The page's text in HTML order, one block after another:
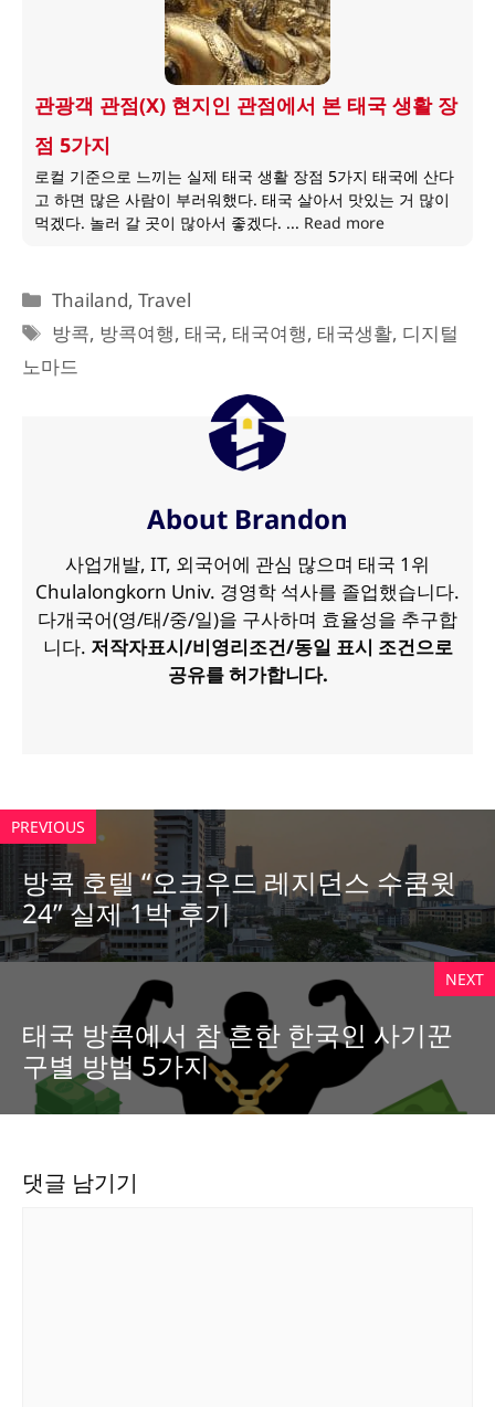
관광객 관점(X) 현지인 관점에서 본 태국 생활 장
점 5가지
로컬 기준으로 느끼는 실제 태국 생활 장점 5가지 태국에 산다
고 하면 많은 사람이 부러워했다. 태국 살아서 맛있는 거 많이
먹겠다. 놀러 갈 곳이 많아서 좋겠다. ... Read more
카
테
고
리
Thailand,Travel
태
그
방콕, 방콕여행,태국,태국여행,태국생활, 디지털
노마드
About Brandon
사업개발, IT, 외국어에 관심 많으며 태국 1위
Chulalongkorn Univ. 경영학 석사를 졸업했습니다.
다개국어(영/태/중/일)을 구사하며 효율성을 추구합
니다. 저작자표시/비영리조건/동일 표시 조건으로
공유를 허가합니다.
PREVIOUS
방콕 호텔 “오크우드 레지던스 수쿰윗
24” 실제 1박 후기
NEXT
태국 방콕에서 참 흔한 한국인 사기꾼
구별 방법 5가지
댓글 남기기